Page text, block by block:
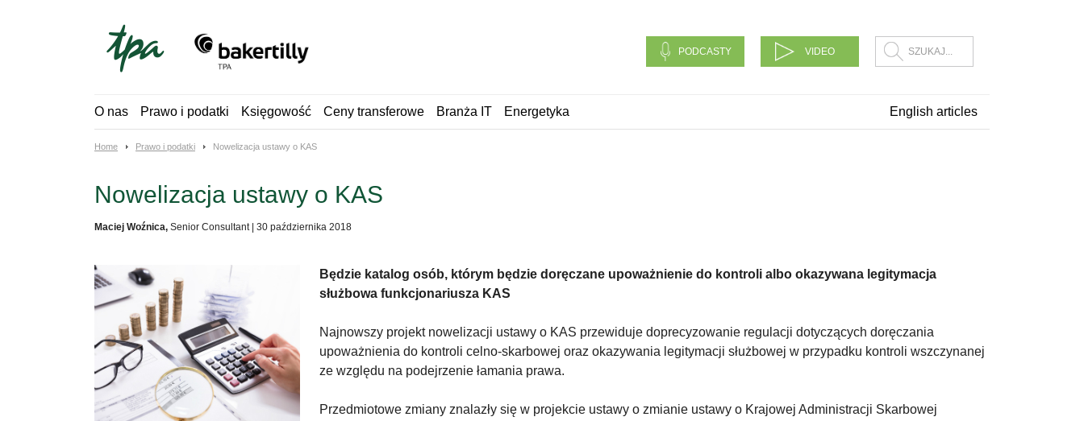
PODCASTY VIDEO
O nas Prawo i podatki Księgowość Ceny transferowe Branża IT Energetyka English articles
Home Prawo i podatki Nowelizacja ustawy o KAS
Nowelizacja ustawy o KAS
Maciej Woźnica, Senior Consultant 30 października 2018
Będzie katalog osób, którym będzie doręczane upoważnienie do kontroli albo okazywana legitymacja
służbowa funkcjonariusza KAS
Najnowszy projekt nowelizacji ustawy o KAS przewiduje doprecyzowanie regulacji dotyczących doręczania
upoważnienia do kontroli celno-skarbowej oraz okazywania legitymacji służbowej w przypadku kontroli wszczynanej
ze względu na podejrzenie łamania prawa.
Przedmiotowe zmiany znalazły się w projekcie ustawy o zmianie ustawy o Krajowej Administracji Skarbowej